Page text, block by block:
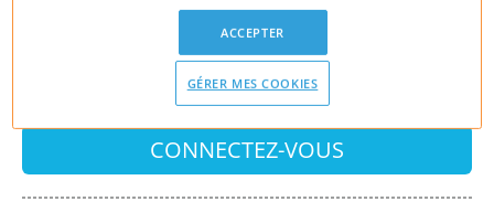
CONNECTEZ-VOUS
ACCEPTER
GÉRER MES COOKIES